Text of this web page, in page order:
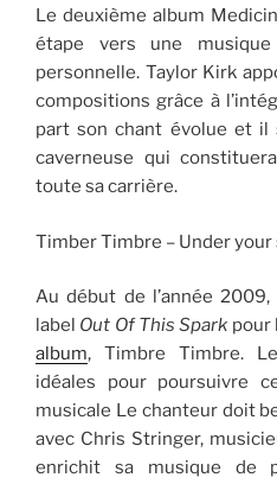
Le deuxième album
étape vers une
personnelle. Taylor Kirk
compositions grâce à
part son chant évolue et il
caverneuse qui
toute sa carrière.
Timber Timbre – Under your
Au début de l’année
label Out Of This Spark pour
album, Timbre Timbre.
idéales pour poursuivre
musicale Le chanteur doit
avec Chris Stringer,
enrichit sa musique de